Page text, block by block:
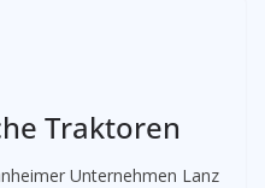
Traktoren
Unternehmen Lanz